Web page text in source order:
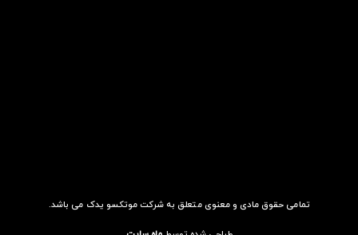
تمامی حقوق مادی و معنوی متعلق به شرکت موتکسو یدک می باشد.